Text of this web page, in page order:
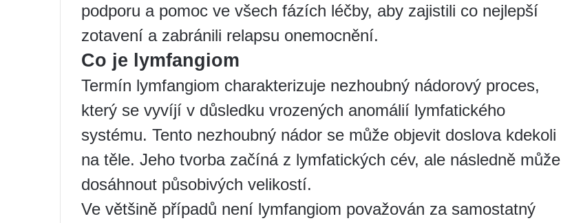
podporu a pomoc ve všech fázích léčby, aby zajistili co nejlepší
zotavení a zabránili relapsu onemocnění.
Co je lymfangiom
Termín lymfangiom charakterizuje nezhoubný nádorový proces,
který se vyvíjí v důsledku vrozených anomálií lymfatického
systému. Tento nezhoubný nádor se může objevit doslova kdekoli
na těle. Jeho tvorba začíná z lymfatických cév, ale následně může
dosáhnout působivých velikostí.
Ve většině případů není lymfangiom považován za samostatný